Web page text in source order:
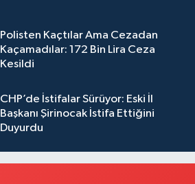
Polisten Kaçtılar Ama Cezadan
Kaçamadılar: 172 Bin Lira Ceza
Kesildi
CHP’de İstifalar Sürüyor: Eski İl
Başkanı Şirinocak İstifa Ettiğini
Duyurdu